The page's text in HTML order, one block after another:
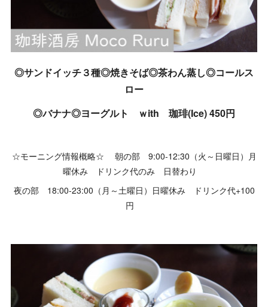
◎サンドイッチ３種◎焼きそば◎茶わん蒸し◎コールス
ロー
◎バナナ◎ヨーグルト ｗith 珈琲(Ice) 450円
☆モーニング情報概略☆ 朝の部 9:00-12:30（火～日曜日）月
曜休み ドリンク代のみ 日替わり
夜の部 18:00-23:00（月～土曜日）日曜休み ドリンク代+100
円